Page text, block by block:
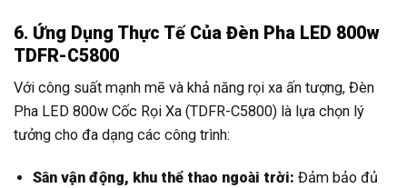
6. Ứng Dụng Thực Tế Của Đèn Pha LED 800w
TDFR-C5800
Với công suất mạnh mẽ và khả năng rọi xa ấn tượng, Đèn
Pha LED 800w Cốc Rọi Xa (TDFR-C5800) là lựa chọn lý
tưởng cho đa dạng các công trình:
Sân vận động, khu thể thao ngoài trời: Đảm bảo đủ